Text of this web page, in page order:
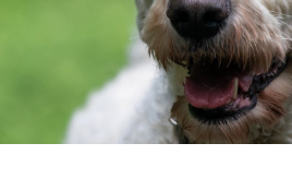
Bekende vrienden
Vacatures
Donateursmagazine Hond